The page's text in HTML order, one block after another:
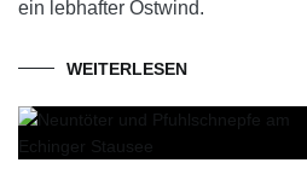
ein lebhafter Ostwind.
WEITERLESEN